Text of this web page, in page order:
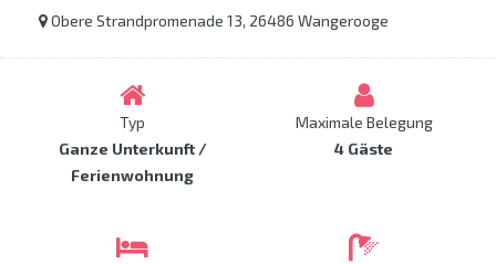
Obere Strandpromenade 13, 26486 Wangerooge
Typ
Ganze Unterkunft /
Ferienwohnung
Maximale Belegung
4 Gäste